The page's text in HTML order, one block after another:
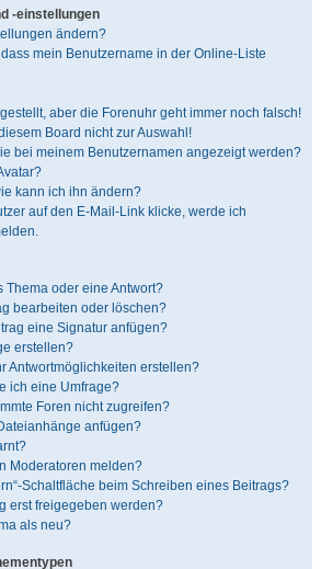
-einstellungen
ändern?
mein Benutzername in der Online-Liste
aber die Forenuhr geht immer noch falsch!
Board nicht zur Auswahl!
bei meinem Benutzernamen angezeigt werden?
kann ich ihn ändern?
auf den E-Mail-Link klicke, werde ich
oder eine Antwort?
bearbeiten oder löschen?
eine Signatur anfügen?
erstellen?
Antwortmöglichkeiten erstellen?
ich eine Umfrage?
Foren nicht zugreifen?
anfügen?
Moderatoren melden?
Schaltfläche beim Schreiben eines Beitrags?
erst freigegeben werden?
als neu?